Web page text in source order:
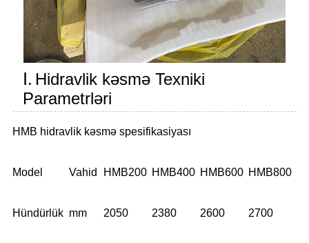
Ⅰ. Hidravlik kəsmə Texniki
Parametrləri
HMB hidravlik kəsmə spesifikasiyası
Model Vahid HMB200 HMB400 HMB600 HMB800
Hündürlük mm 2050 2380 2600 2700